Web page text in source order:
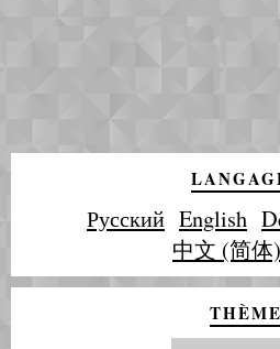
Русский English
中文 (简体
THÈME